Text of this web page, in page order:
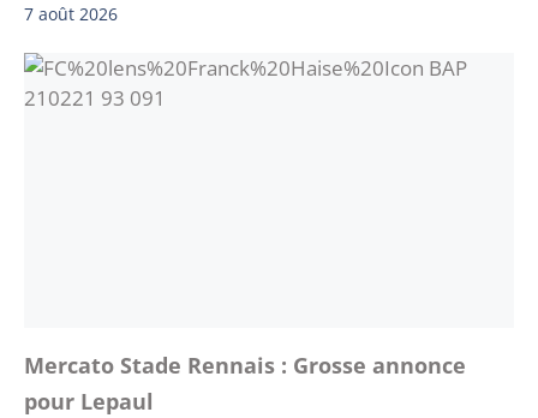
7 août 2026
Mercato Stade Rennais : Grosse annonce
pour Lepaul